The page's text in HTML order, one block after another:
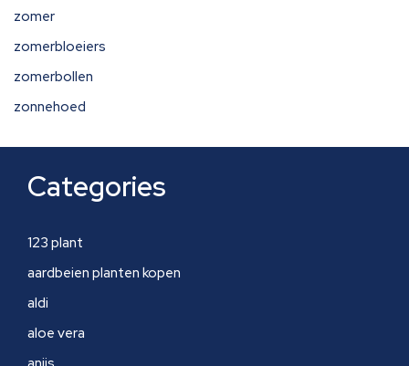
zomer
zomerbloeiers
zomerbollen
zonnehoed
Categories
123 plant
aardbeien planten kopen
aldi
aloe vera